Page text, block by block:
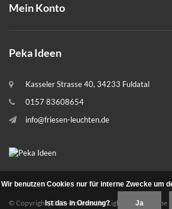
Mein Konto
Peka Ideen
Kasseler Strasse 40, 34233 Fuldatal
0157 83608654
info@friesen-leuchten.de
© Copyright 2026 - Powered byLightspeed- Theme
Wir benutzen Cookies nur für interne Zwecke um
Ist das in Ordnung? Ja